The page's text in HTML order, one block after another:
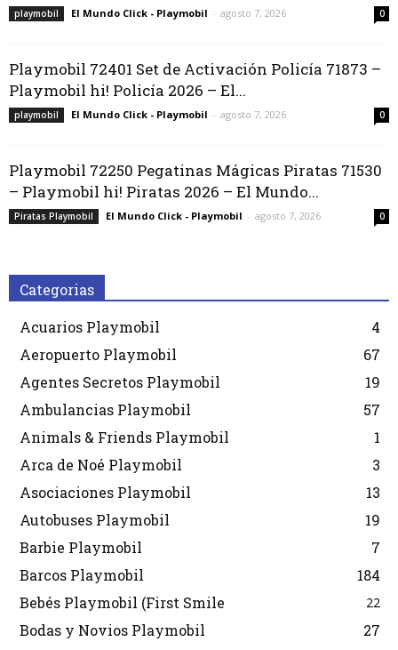
playmobil El Mundo Click - Playmobil - agosto 7, 2026 0
Playmobil 72401 Set de Activación Policía 71873 –
Playmobil hi! Policía 2026 – El...
playmobil El Mundo Click - Playmobil - agosto 7, 2026 0
Playmobil 72250 Pegatinas Mágicas Piratas 71530
– Playmobil hi! Piratas 2026 – El Mundo...
Piratas Playmobil El Mundo Click - Playmobil - agosto 7, 2026 0
Categorias
Acuarios Playmobil
4
Aeropuerto Playmobil
67
Agentes Secretos Playmobil
19
Ambulancias Playmobil
57
Animals & Friends Playmobil
1
Arca de Noé Playmobil
3
Asociaciones Playmobil
13
Autobuses Playmobil
19
Barbie Playmobil
7
Barcos Playmobil
184
Bebés Playmobil (First Smile
22
Bodas y Novios Playmobil
27